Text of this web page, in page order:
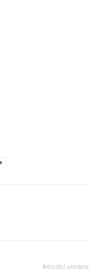
Articolul următor